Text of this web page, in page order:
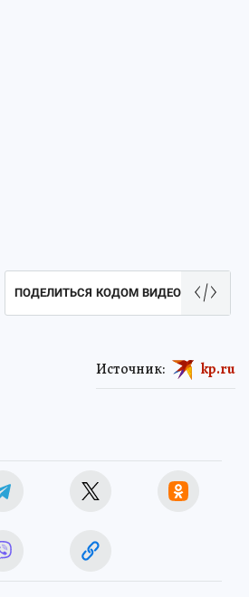
ПОДЕЛИТЬСЯ КОДОМ ВИДЕО
Источник: kp.ru